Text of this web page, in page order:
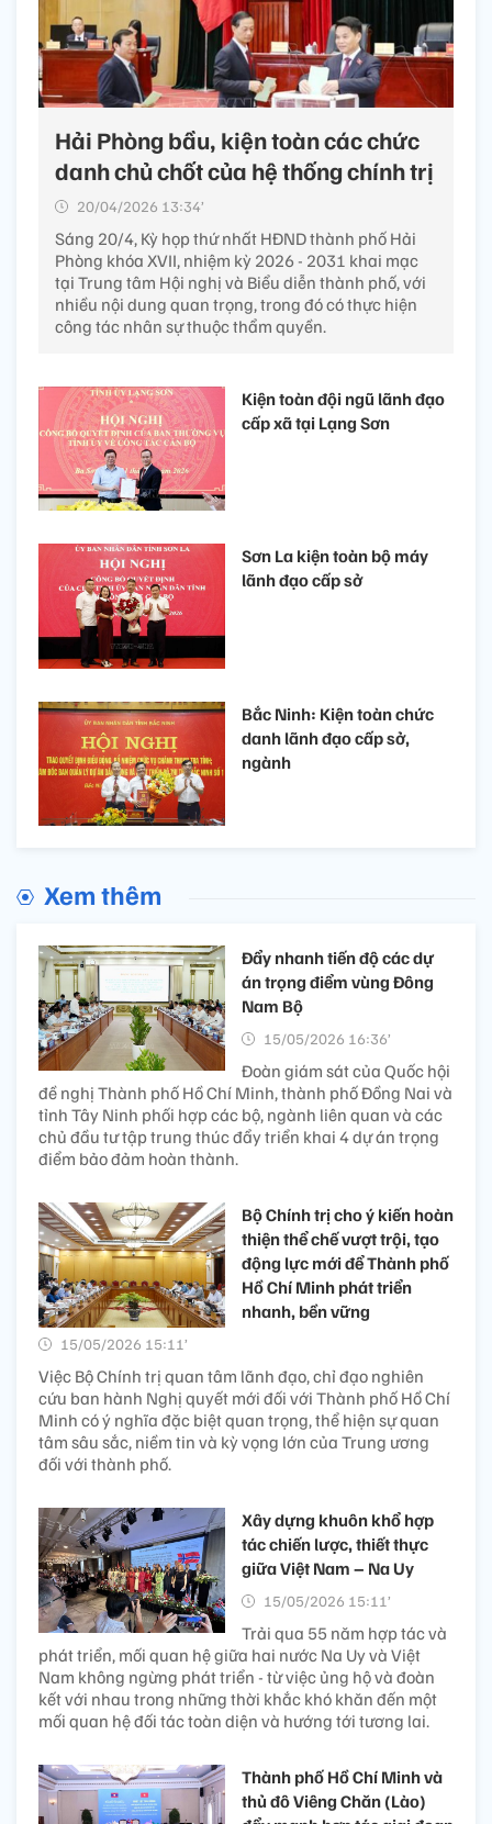
Hải Phòng bầu, kiện toàn các chức
danh chủ chốt của hệ thống chính trị
20/04/2026 13:34’
Sáng 20/4, Kỳ họp thứ nhất HĐND thành phố Hải
Phòng khóa XVII, nhiệm kỳ 2026 - 2031 khai mạc
tại Trung tâm Hội nghị và Biểu diễn thành phố, với
nhiều nội dung quan trọng, trong đó có thực hiện
công tác nhân sự thuộc thẩm quyền.
Kiện toàn đội ngũ lãnh đạo
cấp xã tại Lạng Sơn
Sơn La kiện toàn bộ máy
lãnh đạo cấp sở
Bắc Ninh: Kiện toàn chức
danh lãnh đạo cấp sở,
ngành
Xem thêm
Đẩy nhanh tiến độ các dự
án trọng điểm vùng Đông
Nam Bộ
15/05/2026 16:36’
Đoàn giám sát của Quốc hội
đề nghị Thành phố Hồ Chí Minh, thành phố Đồng Nai và
tỉnh Tây Ninh phối hợp các bộ, ngành liên quan và các
chủ đầu tư tập trung thúc đẩy triển khai 4 dự án trọng
điểm bảo đảm hoàn thành.
Bộ Chính trị cho ý kiến hoàn
thiện thể chế vượt trội, tạo
động lực mới để Thành phố
Hồ Chí Minh phát triển
nhanh, bền vững
15/05/2026 15:11’
Việc Bộ Chính trị quan tâm lãnh đạo, chỉ đạo nghiên
cứu ban hành Nghị quyết mới đối với Thành phố Hồ Chí
Minh có ý nghĩa đặc biệt quan trọng, thể hiện sự quan
tâm sâu sắc, niềm tin và kỳ vọng lớn của Trung ương
đối với thành phố.
Xây dựng khuôn khổ hợp
tác chiến lược, thiết thực
giữa Việt Nam – Na Uy
15/05/2026 15:11’
Trải qua 55 năm hợp tác và
phát triển, mối quan hệ giữa hai nước Na Uy và Việt
Nam không ngừng phát triển - từ việc ủng hộ và đoàn
kết với nhau trong những thời khắc khó khăn đến một
mối quan hệ đối tác toàn diện và hướng tới tương lai.
Thành phố Hồ Chí Minh và
thủ đô Viêng Chăn (Lào)